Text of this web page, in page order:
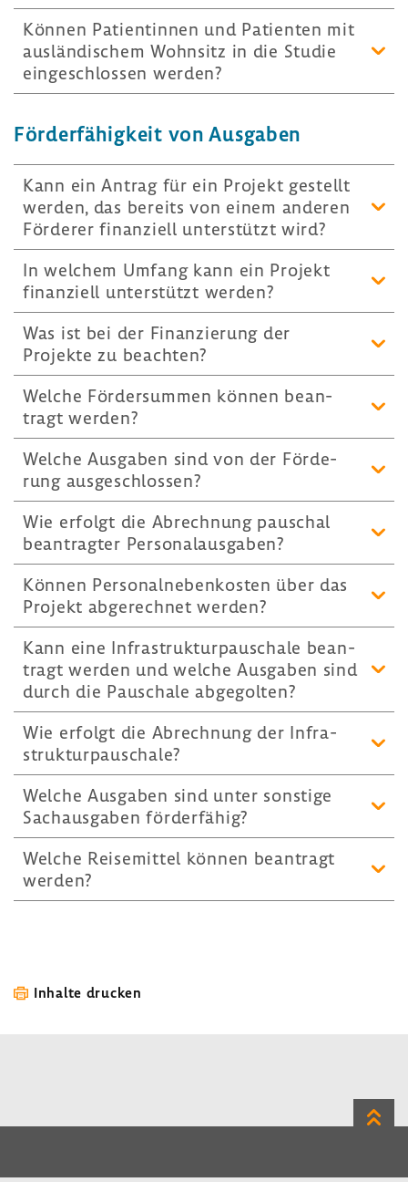
Können Pati­en­tinnen und Pati­enten mit
auslän­di­schem Wohn­sitz in die Studie
einge­schlossen werden?
Förder­fä­hig­keit von Ausgaben
Kann ein Antrag für ein Projekt gestellt
werden, das bereits von einem anderen
Förderer finan­ziell unter­stützt wird?
In welchem Umfang kann ein Projekt
finan­ziell unter­stützt werden?
Was ist bei der Finan­zie­rung der
Projekte zu beachten?
Welche Förder­summen können bean­
tragt werden?
Welche Ausgaben sind von der Förde­
rung ausge­schlossen?
Wie erfolgt die Abrech­nung pauschal
bean­tragter Perso­nal­aus­gaben?
Können Perso­nal­ne­ben­kosten über das
Projekt abge­rechnet werden?
Kann eine Infra­struk­tur­pau­schale bean­
tragt werden und welche Ausgaben sind
durch die Pauschale abge­golten?
Wie erfolgt die Abrech­nung der Infra­
struk­tur­pau­schale?
Welche Ausgaben sind unter sons­tige
Sach­aus­gaben förder­fähig?
Welche Reise­mittel können bean­tragt
werden?
Inhalte drucken
Zum